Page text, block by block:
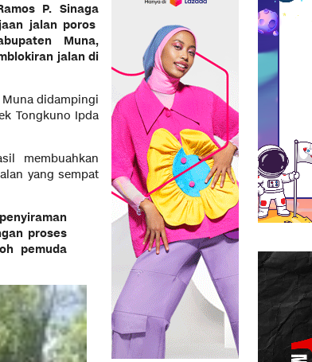
P. Sinaga
jalan poros
Muna,
jalan di
didampingi
Tongkuno Ipda
membuahkan
yang sempat
proses
pemuda